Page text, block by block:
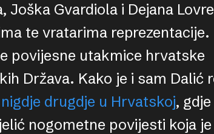
Gvardiola i Dejana
te vratarima reprezentacije.
povijesne utakmice hrvatske
Država. Kako je i sam Dalić
drugdje u Hrvatskoj, gdje
nogometne povijesti koja je